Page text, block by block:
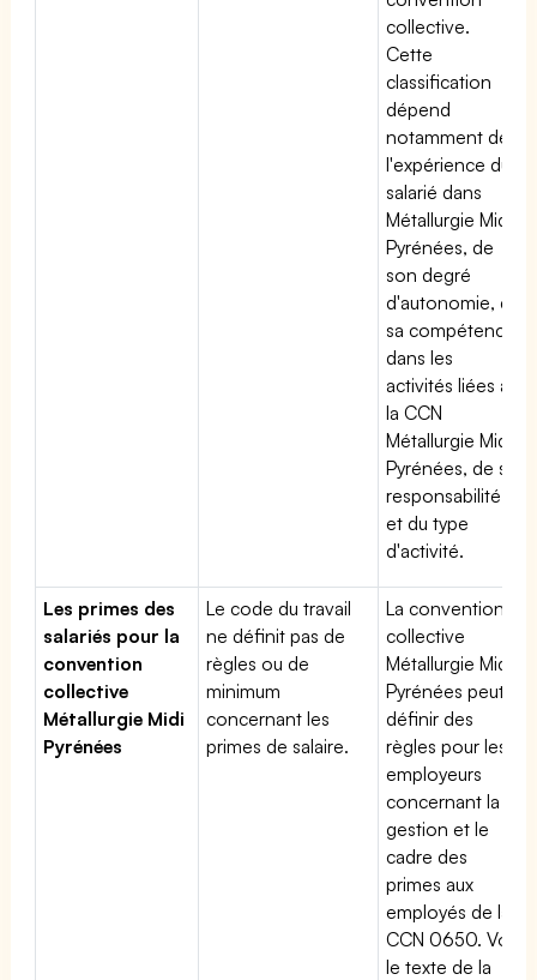
collective.
Cette
classification
dépend
notamment de
l'expérience du
salarié dans
Métallurgie Midi
Pyrénées, de
son degré
d'autonomie, de
sa compétence
dans les
activités liées à
la CCN
Métallurgie Midi
Pyrénées, de sa
responsabilité
et du type
d'activité.
Les primes des
salariés pour la
convention
collective
Métallurgie Midi
Pyrénées
Le code du travail
ne définit pas de
règles ou de
minimum
concernant les
primes de salaire.
La convention
collective
Métallurgie Midi
Pyrénées peut
définir des
règles pour les
employeurs
concernant la
gestion et le
cadre des
primes aux
employés de la
CCN 0650. Voir
le texte de la